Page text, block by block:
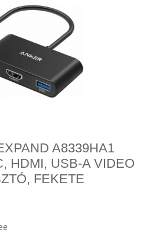
A8339HA1
HDMI, USB-A VIDEO
FEKETE